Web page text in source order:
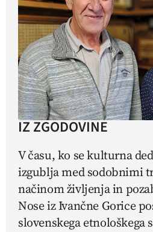
IZ ZGODOVINE
V času, ko se kulturna
izgublja med sodobnimi
načinom življenja in
Nose iz Ivančne Gorice
slovenskega etnološkega